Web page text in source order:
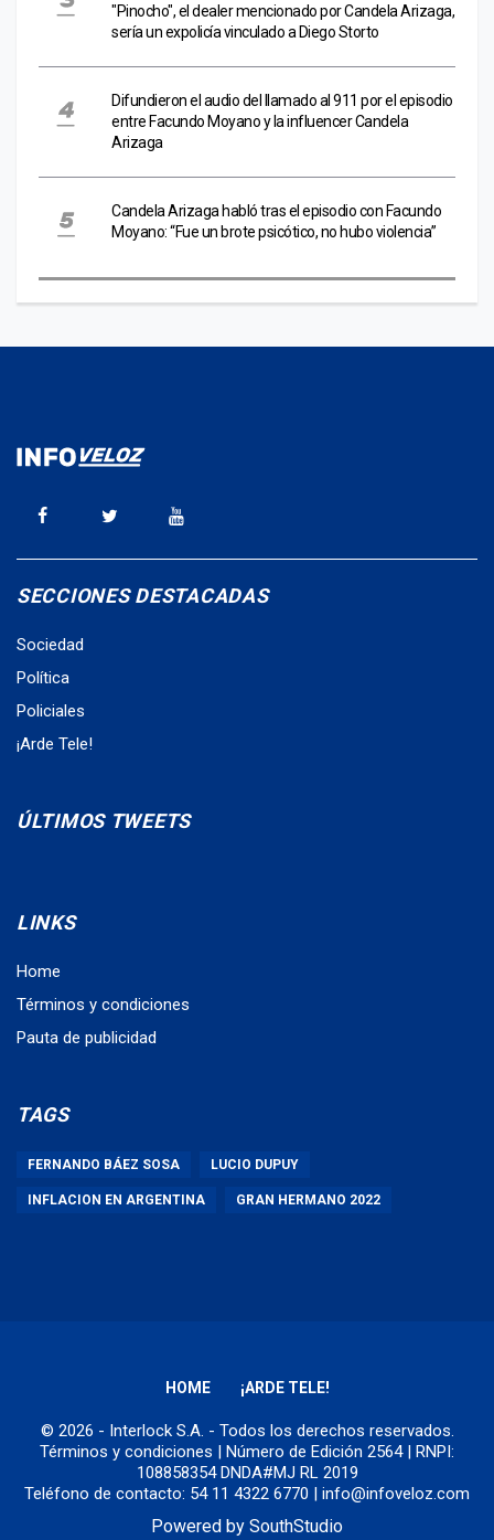
"Pinocho", el dealer mencionado por Candela Arizaga,
sería un expolicía vinculado a Diego Storto
Difundieron el audio del llamado al 911 por el episodio
entre Facundo Moyano y la influencer Candela
Arizaga
Candela Arizaga habló tras el episodio con Facundo
Moyano: “Fue un brote psicótico, no hubo violencia”
SECCIONES DESTACADAS
Sociedad
Política
Policiales
¡Arde Tele!
ÚLTIMOS TWEETS
LINKS
Home
Términos y condiciones
Pauta de publicidad
TAGS
FERNANDO BÁEZ SOSA LUCIO DUPUY
INFLACION EN ARGENTINA GRAN HERMANO 2022
HOME ¡ARDE TELE!
© 2026 - Interlock S.A. - Todos los derechos reservados.
Términos y condiciones | Número de Edición 2564 | RNPI:
108858354 DNDA#MJ RL 2019
Teléfono de contacto: 54 11 4322 6770 | info@infoveloz.com
Powered by SouthStudio